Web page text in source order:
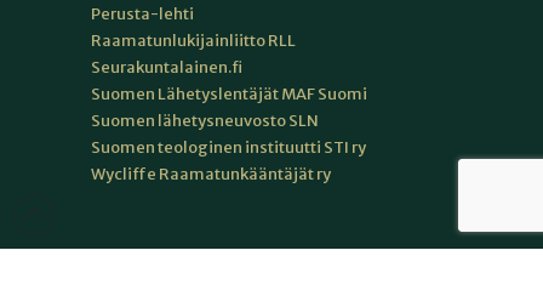
Perusta-lehti
Raamatunlukijainliitto RLL
Seurakuntalainen.fi
Suomen Lähetyslentäjät MAF Suomi
Suomen lähetysneuvosto SLN
Suomen teologinen instituutti STI ry
Wycliffe Raamatunkääntäjät ry